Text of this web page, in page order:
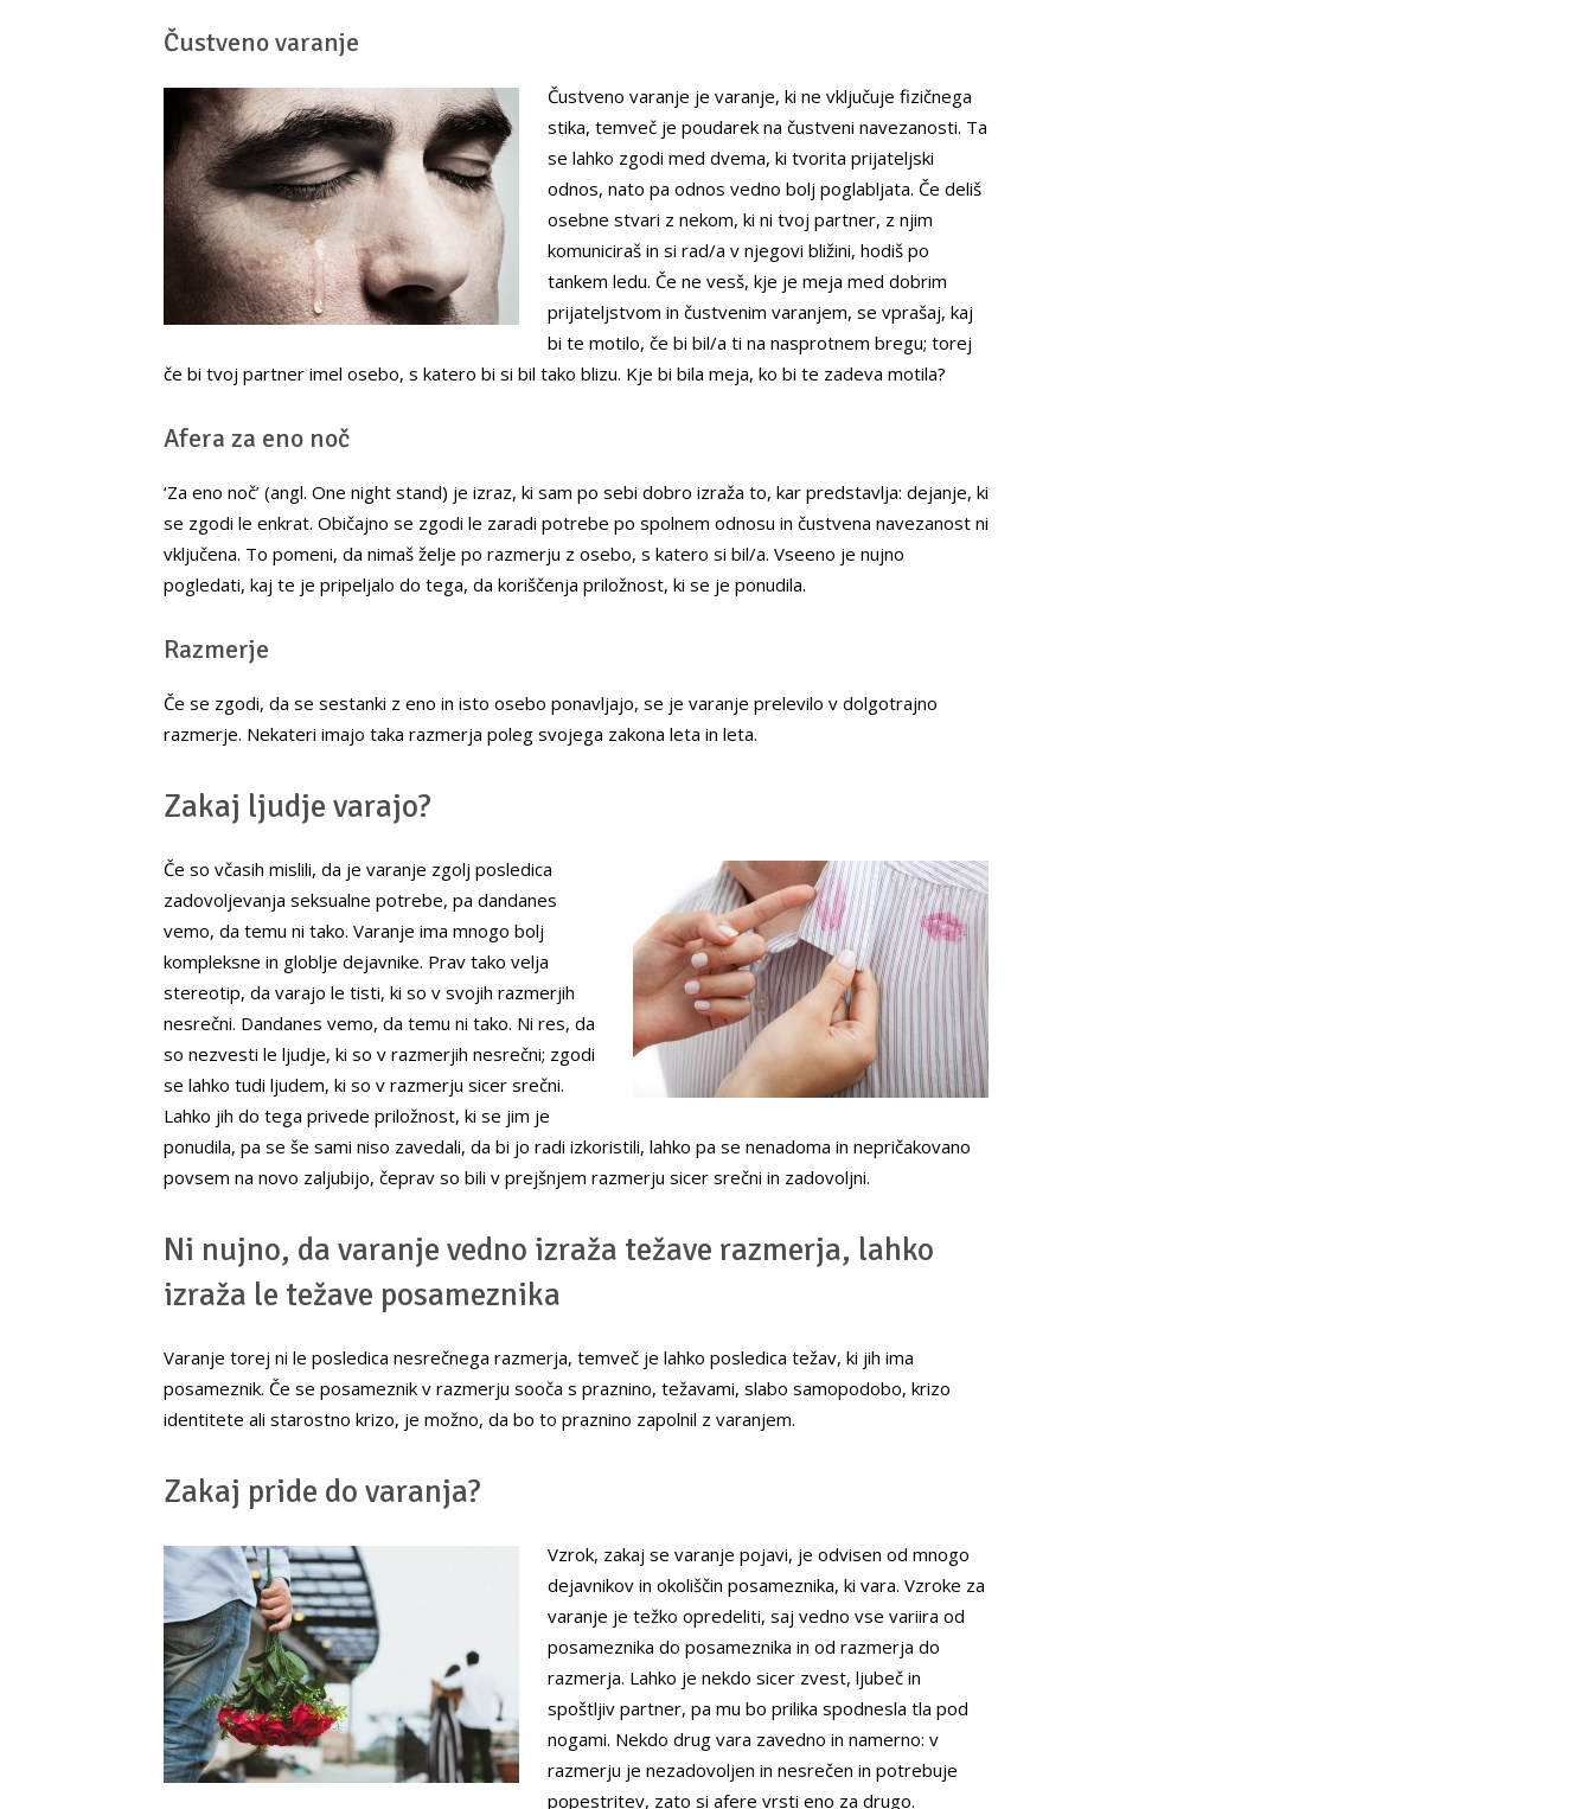
Čustveno varanje
Čustveno varanje je varanje, ki ne vključuje fizičnega
stika, temveč je poudarek na čustveni navezanosti. Ta
se lahko zgodi med dvema, ki tvorita prijateljski
odnos, nato pa odnos vedno bolj poglabljata. Če deliš
osebne stvari z nekom, ki ni tvoj partner, z njim
komuniciraš in si rad/a v njegovi bližini, hodiš po
tankem ledu. Če ne vesš, kje je meja med dobrim
prijateljstvom in čustvenim varanjem, se vprašaj, kaj
bi te motilo, če bi bil/a ti na nasprotnem bregu; torej
če bi tvoj partner imel osebo, s katero bi si bil tako blizu. Kje bi bila meja, ko bi te zadeva motila?
Afera za eno noč
‘Za eno noč’ (angl. One night stand) je izraz, ki sam po sebi dobro izraža to, kar predstavlja: dejanje, ki
se zgodi le enkrat. Običajno se zgodi le zaradi potrebe po spolnem odnosu in čustvena navezanost ni
vključena. To pomeni, da nimaš želje po razmerju z osebo, s katero si bil/a. Vseeno je nujno
pogledati, kaj te je pripeljalo do tega, da koriščenja priložnost, ki se je ponudila.
Razmerje
Če se zgodi, da se sestanki z eno in isto osebo ponavljajo, se je varanje prelevilo v dolgotrajno
razmerje. Nekateri imajo taka razmerja poleg svojega zakona leta in leta.
Zakaj ljudje varajo?
Če so včasih mislili, da je varanje zgolj posledica
zadovoljevanja seksualne potrebe, pa dandanes
vemo, da temu ni tako. Varanje ima mnogo bolj
kompleksne in globlje dejavnike. Prav tako velja
stereotip, da varajo le tisti, ki so v svojih razmerjih
nesrečni. Dandanes vemo, da temu ni tako. Ni res, da
so nezvesti le ljudje, ki so v razmerjih nesrečni; zgodi
se lahko tudi ljudem, ki so v razmerju sicer srečni.
Lahko jih do tega privede priložnost, ki se jim je
ponudila, pa se še sami niso zavedali, da bi jo radi izkoristili, lahko pa se nenadoma in nepričakovano
povsem na novo zaljubijo, čeprav so bili v prejšnjem razmerju sicer srečni in zadovoljni.
Ni nujno, da varanje vedno izraža težave razmerja, lahko
izraža le težave posameznika
Varanje torej ni le posledica nesrečnega razmerja, temveč je lahko posledica težav, ki jih ima
posameznik. Če se posameznik v razmerju sooča s praznino, težavami, slabo samopodobo, krizo
identitete ali starostno krizo, je možno, da bo to praznino zapolnil z varanjem.
Zakaj pride do varanja?
Vzrok, zakaj se varanje pojavi, je odvisen od mnogo
dejavnikov in okoliščin posameznika, ki vara. Vzroke za
varanje je težko opredeliti, saj vedno vse variira od
posameznika do posameznika in od razmerja do
razmerja. Lahko je nekdo sicer zvest, ljubeč in
spoštljiv partner, pa mu bo prilika spodnesla tla pod
nogami. Nekdo drug vara zavedno in namerno: v
razmerju je nezadovoljen in nesrečen in potrebuje
popestritev, zato si afere vrsti eno za drugo.